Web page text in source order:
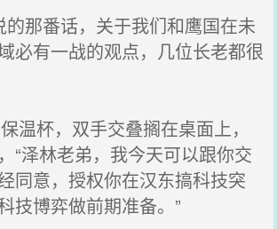
那番话，关于我们和鹰国在未
必有一战的观点，几位长老都很
温杯，双手交叠搁在桌面上，
“泽林老弟，我今天可以跟你交
同意，授权你在汉东搞科技突
技博弈做前期准备。”